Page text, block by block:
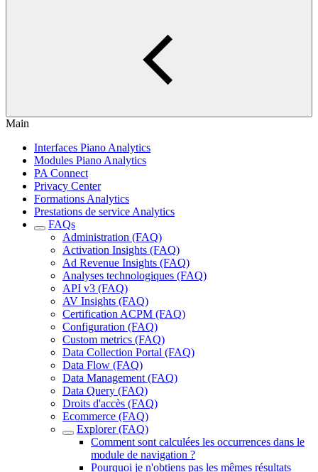
Main
Interfaces Piano Analytics
Modules Piano Analytics
PA Connect
Privacy Center
Formations Analytics
Prestations de service Analytics
FAQs
Administration (FAQ)
Activation Insights (FAQ)
Ad Revenue Insights (FAQ)
Analyses technologiques (FAQ)
API v3 (FAQ)
AV Insights (FAQ)
Certification ACPM (FAQ)
Configuration (FAQ)
Custom metrics (FAQ)
Data Collection Portal (FAQ)
Data Flow (FAQ)
Data Management (FAQ)
Data Query (FAQ)
Droits d'accès (FAQ)
Ecommerce (FAQ)
Explorer (FAQ)
Comment sont calculées les occurrences dans le
module de navigation ?
Pourquoi je n'obtiens pas les mêmes résultats